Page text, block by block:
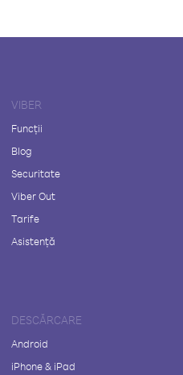
VIBER
Funcții
Blog
Securitate
Viber Out
Tarife
Asistență
DESCĂRCARE
Android
iPhone & iPad